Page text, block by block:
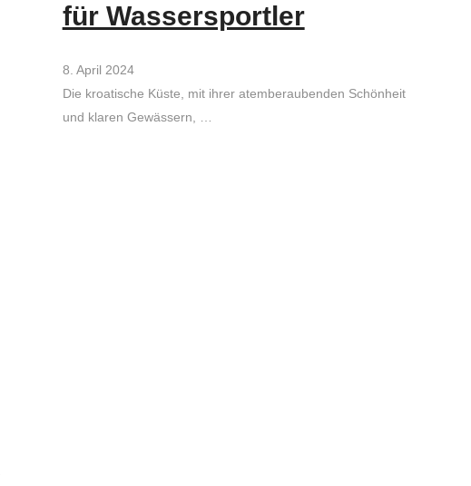
für Wassersportler
8. April 2024
Die kroatische Küste, mit ihrer atemberaubenden Schönheit
und klaren Gewässern, …